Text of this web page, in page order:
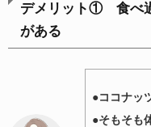
デメリット① 食べ
がある
●ココナッ
●そもそも